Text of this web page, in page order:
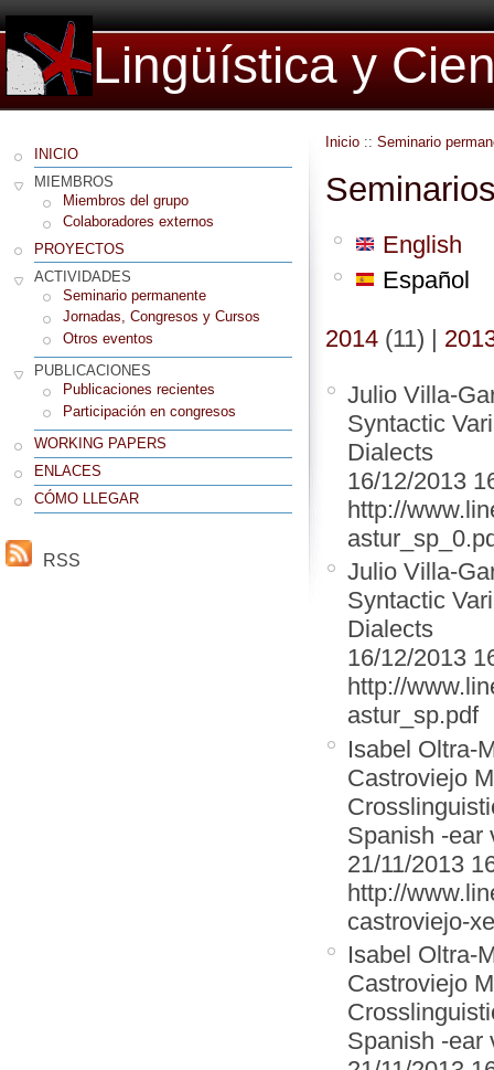
Lingüística y
INICIO
MIEMBROS
Miembros del grupo
Colaboradores externos
PROYECTOS
ACTIVIDADES
Seminario permanente
Jornadas, Congresos y Cursos
Otros eventos
PUBLICACIONES
Publicaciones recientes
Participación en congresos
WORKING PAPERS
ENLACES
CÓMO LLEGAR
RSS
Inicio :: Seminario
English
Español
2014 (11) |
Julio Villa-
Syntactic
Dialects
16/12/2013
http://
Julio Villa-
Syntactic
Dialects
16/12/2013
http://
astur_sp.pdf
Isabel Oltra-
Castroviejo
Spanish -ear
21/11/2013
http://
castroviejo-
Isabel Oltra-
Castroviejo
Spanish -ear